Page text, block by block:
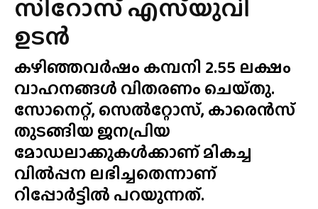
സിറോസ് എസ്‌യുവി
ഉടൻ
കഴിഞ്ഞവർഷം കമ്പനി 2.55 ലക്ഷം
വാഹനങ്ങൾ വിതരണം ചെയ്‌തു.
സോനെറ്റ്, സെൽറ്റോസ്, കാരെൻസ്
തുടങ്ങിയ ജനപ്രിയ
മോഡലാക്കുകൾക്കാണ് മികച്ച
വിൽപ്പന ലഭിച്ചതെന്നാണ്
റിപ്പോർട്ടിൽ പറയുന്നത്.